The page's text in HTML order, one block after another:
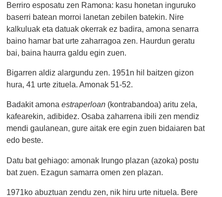
Berriro esposatu zen Ramona: kasu honetan inguruko
baserri batean morroi lanetan zebilen batekin. Nire
kalkuluak eta datuak okerrak ez badira, amona senarra
baino hamar bat urte zaharragoa zen. Haurdun geratu
bai, baina haurra galdu egin zuen.
Bigarren aldiz alargundu zen. 1951n hil baitzen gizon
hura, 41 urte zituela. Amonak 51-52.
Badakit amonaestraperloan (kontrabandoa) aritu zela,
kafearekin, adibidez. Osaba zaharrena ibili zen mendiz
mendi gaulanean, gure aitak ere egin zuen bidaiaren bat
edo beste.
Datu bat gehiago: amonak Irungo plazan (azoka) postu
bat zuen. Ezagun samarra omen zen plazan.
1971ko abuztuan zendu zen, nik hiru urte nituela. Bere